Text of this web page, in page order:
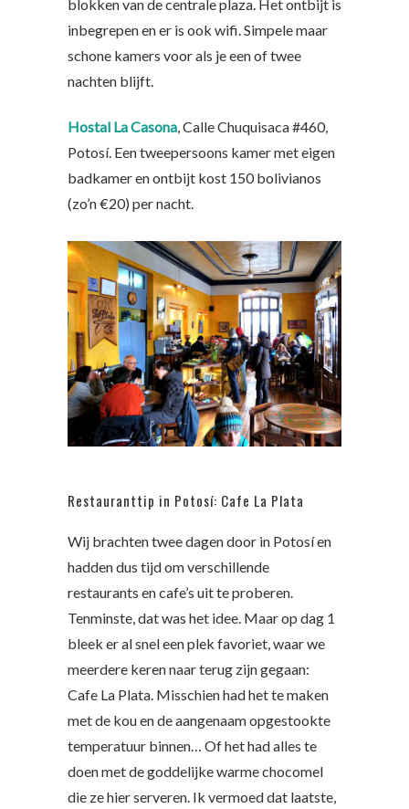
blokken van de centrale plaza. Het ontbijt is
inbegrepen en er is ook wifi. Simpele maar
schone kamers voor als je een of twee
nachten blijft.
Hostal La Casona, Calle Chuquisaca #460,
Potosí. Een tweepersoons kamer met eigen
badkamer en ontbijt kost 150 bolivianos
(zo’n €20) per nacht.
Restauranttip in Potosí: Cafe La Plata
Wij brachten twee dagen door in Potosí en
hadden dus tijd om verschillende
restaurants en cafe’s uit te proberen.
Tenminste, dat was het idee. Maar op dag 1
bleek er al snel een plek favoriet, waar we
meerdere keren naar terug zijn gegaan:
Cafe La Plata. Misschien had het te maken
met de kou en de aangenaam opgestookte
temperatuur binnen… Of het had alles te
doen met de goddelijke warme chocomel
die ze hier serveren. Ik vermoed dat laatste,